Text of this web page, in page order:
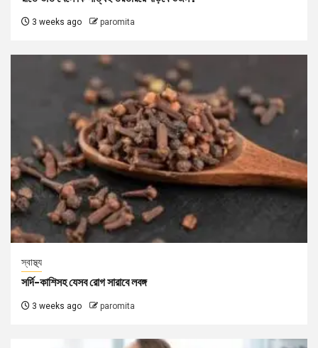
3 weeks ago paromita
স্বাস্থ্য
সর্দি-কাশিসহ যেসব রোগ সারাবে লবঙ্গ
3 weeks ago paromita